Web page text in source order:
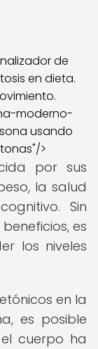
moderno-
usando
>
por sus
la salud
Sin
es
los niveles
en la
es posible
cuerpo ha